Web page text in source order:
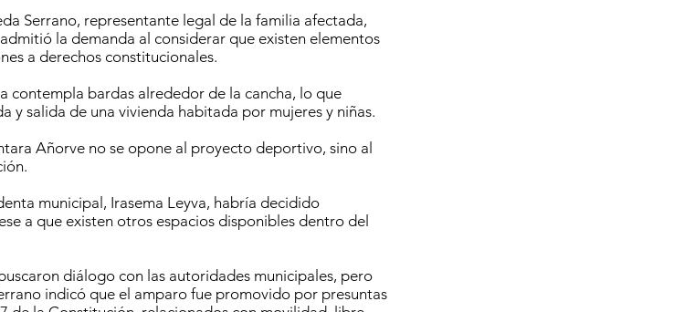
Serrano, representante legal de la familia afectada,
la demanda al considerar que existen elementos
a derechos constitucionales.
contempla bardas alrededor de la cancha, lo que
y salida de una vivienda habitada por mujeres y niñas.
Añorve no se opone al proyecto deportivo, sino al
municipal, Irasema Leyva, habría decidido
a que existen otros espacios disponibles dentro del
diálogo con las autoridades municipales, pero
indicó que el amparo fue promovido por presuntas